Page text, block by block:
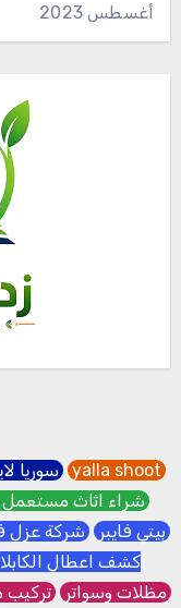
أغسطس 2023
yalla shoot سوريا
شراء اثاث مستعمل
بيتي فايبر شركة عزل
كشف اعطال
مظلات وسواتر تركيب